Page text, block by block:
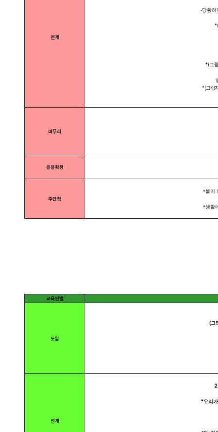
전개
-당황하
*(
*(그
엘
*(그림
마무리
응용확장
주안점
*불이
*생활에
교육방법
도입
(그
전개
*우리